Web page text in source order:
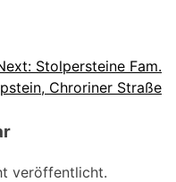
Stolpersteine Fam.
Chroriner Straße
veröffentlicht.